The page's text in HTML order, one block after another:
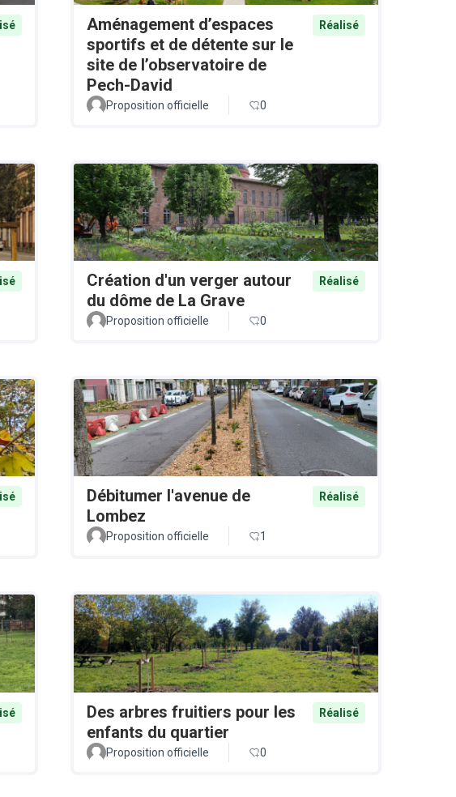
Aménagement d’espaces
sportifs et de détente sur le
site de l’observatoire de
Pech-David
Réalisé
Proposition officielle 0
Création d'un verger autour
du dôme de La Grave
Réalisé
Proposition officielle 0
Débitumer l'avenue de
Lombez
Réalisé
Proposition officielle 1
Des arbres fruitiers pour les
enfants du quartier
Réalisé
Proposition officielle 0